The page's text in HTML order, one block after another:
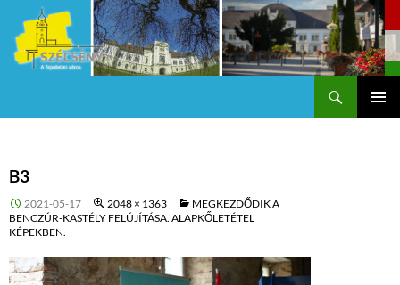
B3
2021-05-17 2048 × 1363
MEGKEZDŐDIK A
BENCZÚR-KASTÉLY FELÚJÍTÁSA. ALAPKŐLETÉTEL
KÉPEKBEN.